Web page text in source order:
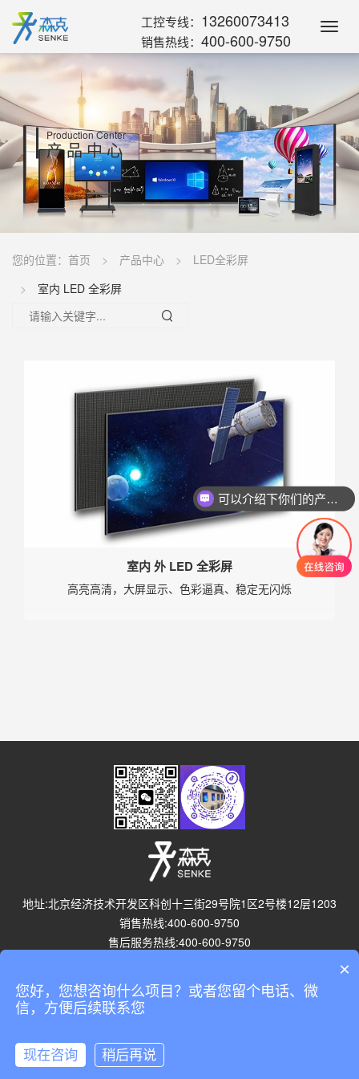
工控专线： 13260073413
销售热线： 400-600-9750
Production Center
产品中心
您的位置： 首页 产品中心
LED全彩屏
室内 LED 全彩屏
室内 外 LED 全彩屏
高亮高清，大屏显示、色彩逼真、稳定无闪烁
地址:北京经济技术开发区科创十三街29号院1区2号楼12层1203
销售热线:400-600-9750
售后服务热线:400-600-9750
京ICP备2023002692号
×
您好，您想咨询什么项目？或者您留个电话、微
信，方便后续联系您
现在咨询 稍后再说